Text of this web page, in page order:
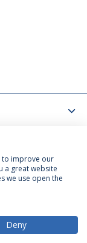
to improve our
a great website
we use open the
Deny